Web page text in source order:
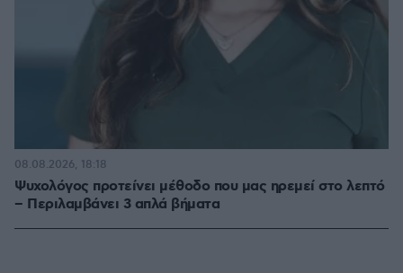
Ψυχολόγος προτείνει μέθοδο που μας ηρεμεί στο λεπτό
– Περιλαμβάνει 3 απλά βήματα
08.08.2026, 18:18